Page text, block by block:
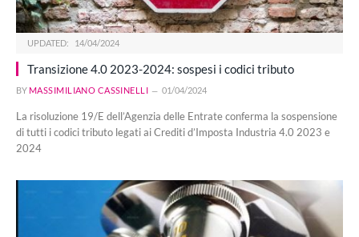
UPDATED: 14/04/2024
Transizione 4.0 2023-2024: sospesi i codici tributo
BY MASSIMILIANO CASSINELLI 01/04/2024
La risoluzione 19/E dell’Agenzia delle Entrate conferma la sospensione
di tutti i codici tributo legati ai Crediti d’Imposta Industria 4.0 2023 e
2024